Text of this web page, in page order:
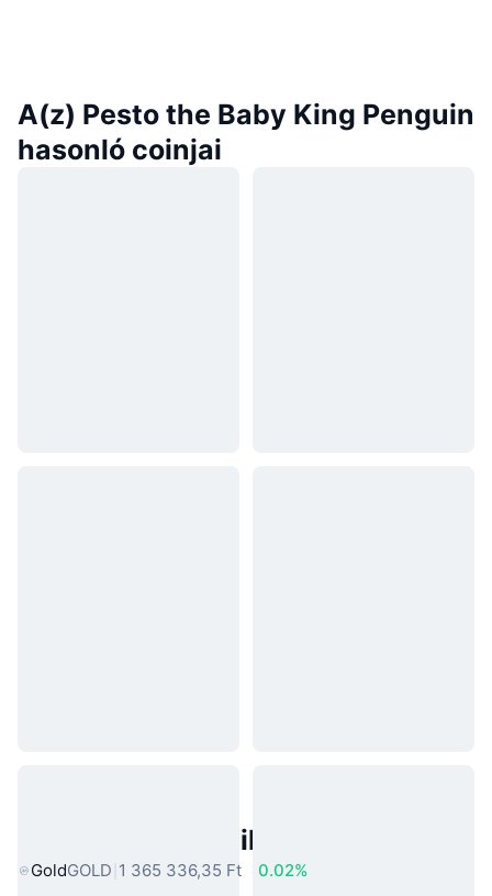
A(z) Pesto the Baby King Penguin
hasonló coinjai
Népszerű Való Világbeli Eszközök
GoldGOLD 1 365 336,35 Ft
0.02%